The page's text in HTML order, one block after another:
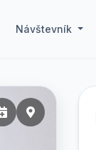
Návštevník